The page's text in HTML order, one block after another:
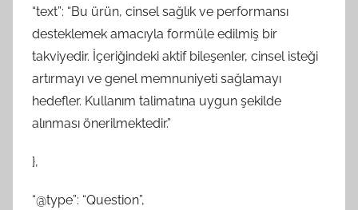
“text”: “Bu ürün, cinsel sağlık ve performansı
desteklemek amacıyla formüle edilmiş bir
takviyedir. İçeriğindeki aktif bileşenler, cinsel isteği
artırmayı ve genel memnuniyeti sağlamayı
hedefler. Kullanım talimatına uygun şekilde
alınması önerilmektedir.”
},
“@type”: “Question”,